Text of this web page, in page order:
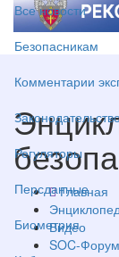
Все новости
Безопасникам
Комментарии
Регуляторы
Персданные
Биометрия
Главная
Видео
SOC-